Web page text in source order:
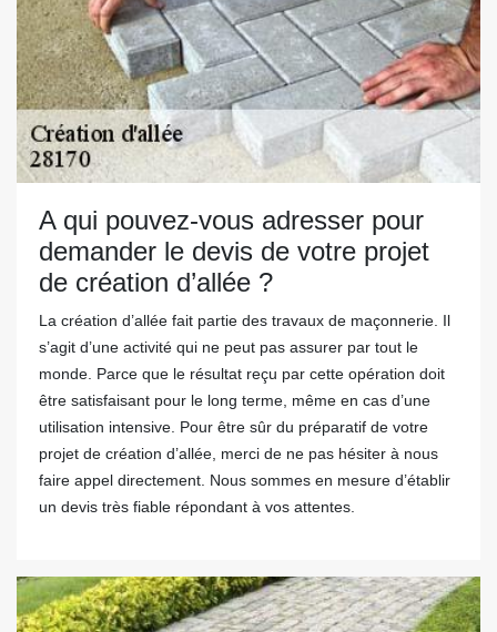
A qui pouvez-vous adresser pour
demander le devis de votre projet
de création d’allée ?
La création d’allée fait partie des travaux de maçonnerie. Il
s’agit d’une activité qui ne peut pas assurer par tout le
monde. Parce que le résultat reçu par cette opération doit
être satisfaisant pour le long terme, même en cas d’une
utilisation intensive. Pour être sûr du préparatif de votre
projet de création d’allée, merci de ne pas hésiter à nous
faire appel directement. Nous sommes en mesure d’établir
un devis très fiable répondant à vos attentes.